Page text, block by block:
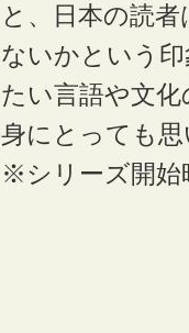
と、日本の読
ないかという
たい言語や文
身にとっても
※シリーズ開始